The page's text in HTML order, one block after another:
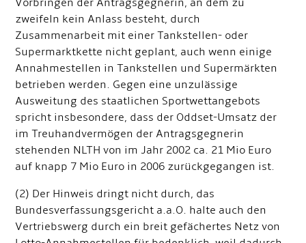
Vorbringen der Antragsgegnerin, an dem zu
zweifeln kein Anlass besteht, durch
Zusammenarbeit mit einer Tankstellen- oder
Supermarktkette nicht geplant, auch wenn einige
Annahmestellen in Tankstellen und Supermärkten
betrieben werden. Gegen eine unzulässige
Ausweitung des staatlichen Sportwettangebots
spricht insbesondere, dass der Oddset-Umsatz der
im Treuhandvermögen der Antragsgegnerin
stehenden NLTH von im Jahr 2002 ca. 21 Mio Euro
auf knapp 7 Mio Euro in 2006 zurückgegangen ist.
(2) Der Hinweis dringt nicht durch, das
Bundesverfassungsgericht a.a.O. halte auch den
Vertriebswerg durch ein breit gefächertes Netz von